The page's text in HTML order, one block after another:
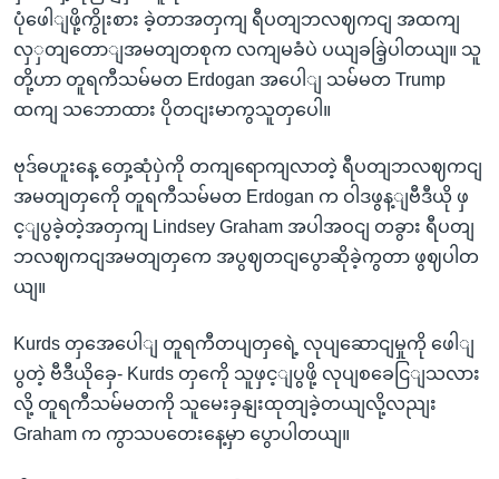
ပုံဖေါျဖို့ကွိုးစား ခဲ့တာအတှကျ ရီပတျဘလဈကငျ အထကျ
လှှတျတောျအမတျတစုက လကျမခံပဲ ပယျခခြဲ့ပါတယျ။ သူ
တို့ဟာ တူရကီသမ်မတ Erdogan အပေါျ သမ်မတ Trump
ထကျ သဘောထား ပိုတငျးမာကွသူတှပေါ။
ဗုဒ်ဓဟူးနေ့ တှေ့ဆုံပှဲကို တကျရောကျလာတဲ့ ရီပတျဘလဈကငျ
အမတျတှကေို တူရကီသမ်မတ Erdogan က ဝါဒဖွန့ျဗီဒီယို ဖှ
င့ျပွခဲ့တဲ့အတှကျ Lindsey Graham အပါအဝငျ တခွား ရီပတျ
ဘလဈကငျအမတျတှကေ အပွဈတငျပွောဆိုခဲ့ကွတာ ဖွဈပါတ
ယျ။
Kurds တှအေပေါျ တူရကီတပျတှရေဲ့ လုပျဆောငျမှုကို ဖေါျ
ပွတဲ့ ဗီဒီယိုခှေ- Kurds တှကေို သူဖှင့ျပွဖို့ လုပျစခေငြျသလား
လို့ တူရကီသမ်မတကို သူမေးခှနျးထုတျခဲ့တယျလို့လညျး
Graham က ကွာသပတေးနေ့မှာ ပွောပါတယျ။